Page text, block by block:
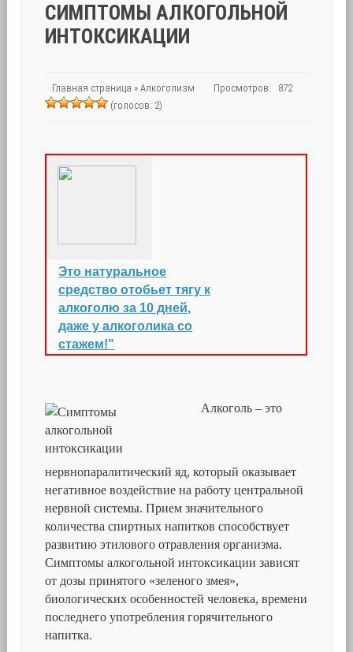
СИМПТОМЫ АЛКОГОЛЬНОЙ
ИНТОКСИКАЦИИ
Главная страница »Алкоголизм
Просмотров: 872
(голосов: 2)
Это натуральное
средство отобьет тягу к
алкоголю за 10 дней,
даже у алкоголика со
стажем!"
Алкоголь – это
нервнопаралитический яд, который оказывает
негативное воздействие на работу центральной
нервной системы. Прием значительного
количества спиртных напитков способствует
развитию этилового отравления организма.
Симптомы алкогольной интоксикации зависят
от дозы принятого «зеленого змея»,
биологических особенностей человека, времени
последнего употребления горячительного
напитка.